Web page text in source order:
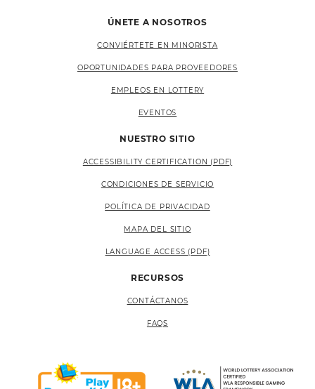
ÚNETE A NOSOTROS
CONVIÉRTETE EN MINORISTA
OPORTUNIDADES PARA PROVEEDORES
EMPLEOS EN LOTTERY
EVENTOS
NUESTRO SITIO
ACCESSIBILITY CERTIFICATION (PDF)
CONDICIONES DE SERVICIO
POLÍTICA DE PRIVACIDAD
MAPA DEL SITIO
LANGUAGE ACCESS (PDF)
RECURSOS
CONTÁCTANOS
FAQS